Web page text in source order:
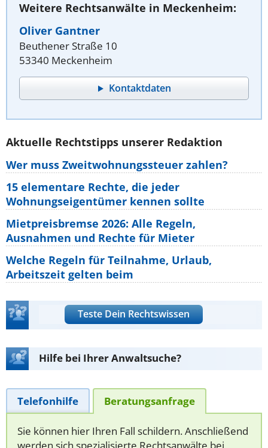
Weitere Rechtsanwälte in Meckenheim:
Oliver Gantner
Beuthener Straße 10
53340 Meckenheim
Kontaktdaten
Aktuelle Rechtstipps unserer Redaktion
Wer muss Zweitwohnungssteuer zahlen?
15 elementare Rechte, die jeder
Wohnungseigentümer kennen sollte
Mietpreisbremse 2026: Alle Regeln,
Ausnahmen und Rechte für Mieter
Welche Regeln für Teilnahme, Urlaub,
Arbeitszeit gelten beim
Teste Dein Rechtswissen
Hilfe bei Ihrer Anwaltsuche?
Telefonhilfe Beratungsanfrage
Sie können hier Ihren Fall schildern. Anschließend